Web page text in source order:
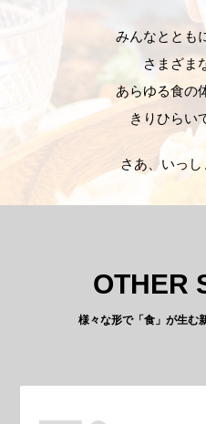
みんなととも
さまざま
あらゆる食の
きりひらい
さあ、いっし
OTHER
様々な形で「食」が生む